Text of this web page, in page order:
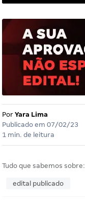
Por Yara Lima
Publicado em 07/02/23
1 min. de leitura
Tudo que sabemos sobre:
edital publicado